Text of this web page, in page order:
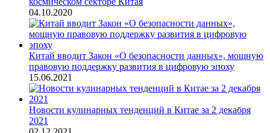
04.10.2020
Китай вводит Закон «О безопасности данных», мощную
правовую поддержку развития в цифровую эпоху
15.06.2021
Новости кулинарных тенденций в Китае за 2 декабря
2021